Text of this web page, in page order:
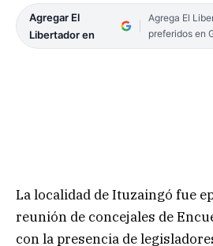
Agregar El
Libertador en
Agrega El
preferidos en
La localidad de Ituzaingó fue
reunión de concejales de
con la presencia de